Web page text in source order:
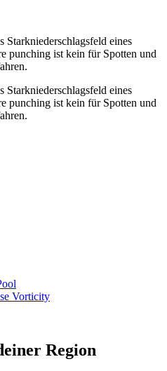
Starkniederschlagsfeld eines
punching ist kein für Spotten und
Starkniederschlagsfeld eines
punching ist kein für Spotten und
Vorticity
Region